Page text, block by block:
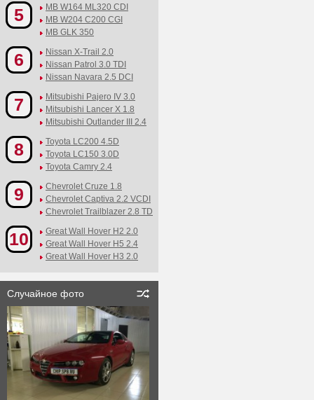
5
MB W164 ML320 CDI
MB W204 C200 CGI
MB GLK 350
6
Nissan X-Trail 2.0
Nissan Patrol 3.0 TDI
Nissan Navara 2.5 DCI
7
Mitsubishi Pajero IV 3.0
Mitsubishi Lancer X 1.8
Mitsubishi Outlander III 2.4
8
Toyota LC200 4.5D
Toyota LC150 3.0D
Toyota Camry 2.4
9
Chevrolet Cruze 1.8
Chevrolet Captiva 2.2 VCDI
Chevrolet Trailblazer 2.8 TD
10
Great Wall Hover H2 2.0
Great Wall Hover H5 2.4
Great Wall Hover H3 2.0
Случайное фото